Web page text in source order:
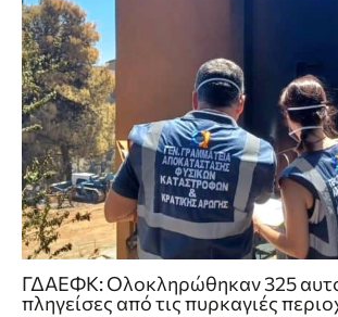
ΓΔΑΕΦΚ: Ολοκληρώθηκαν 325
πληγείσες από τις πυρκαγιές